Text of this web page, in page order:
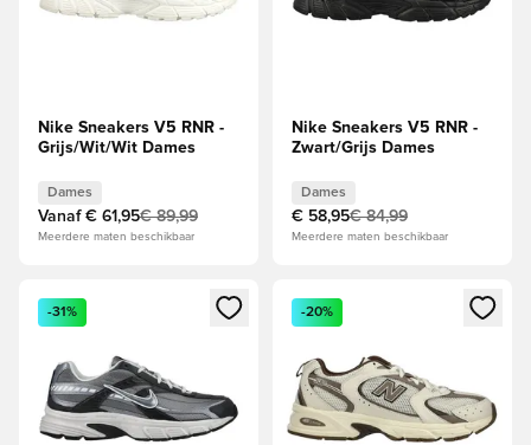
Nike Sneakers V5 RNR -
Grijs/Wit/Wit Dames
Dames
Vanaf € 61,95€ 89,99
Meerdere maten beschikbaar
Nike Sneakers V5 RNR -
Zwart/Grijs Dames
Dames
€ 58,95€ 84,99
Meerdere maten beschikbaar
Opent een venster om in te loggen of je aan te melden als
-31%
Opent een venster om in te
-20%